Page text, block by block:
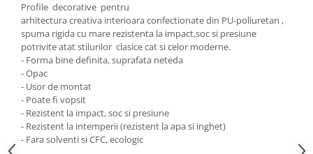
Profile decorative pentru
arhitectura creativa interioara confectionate din PU-poliuretan ,
spuma rigida cu mare rezistenta la impact,soc si presiune
potrivite atat stilurilor clasice cat si celor moderne.
- Forma bine definita, suprafata neteda
- Opac
- Usor de montat
- Poate fi vopsit
- Rezistent la impact, soc si presiune
- Rezistent la intemperii (rezistent la apa si inghet)
- Fara solventi si CFC, ecologic